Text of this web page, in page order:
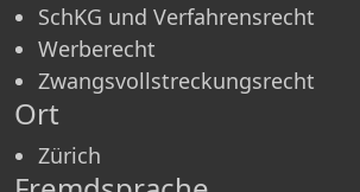
SchKG und Verfahrensrecht
Werberecht
Zwangsvollstreckungsrecht
Ort
Zürich